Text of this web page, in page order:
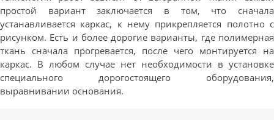
простой вариант заключается в том, что сначала
устанавливается каркас, к нему прикрепляется полотно с
рисунком. Есть и более дорогие варианты, где полимерная
ткань сначала прогревается, после чего монтируется на
каркас. В любом случае нет необходимости в установке
специального дорогостоящего оборудования,
выравнивании основания.